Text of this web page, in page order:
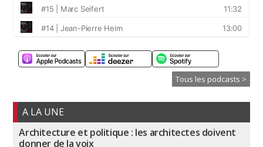
Tous les podcasts >
A LA UNE
Architecture et politique : les architectes doivent
donner de la voix